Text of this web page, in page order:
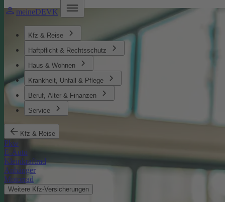
meineDEVK
Kfz & Reise
Haftpflicht & Rechtsschutz
Haus & Wohnen
Krankheit, Unfall & Pflege
Beruf, Alter & Finanzen
Service
Kfz & Reise
Pkw
E-Auto
Kleinkraftrad
Anhänger
Motorrad
Weitere Kfz-Versicherungen